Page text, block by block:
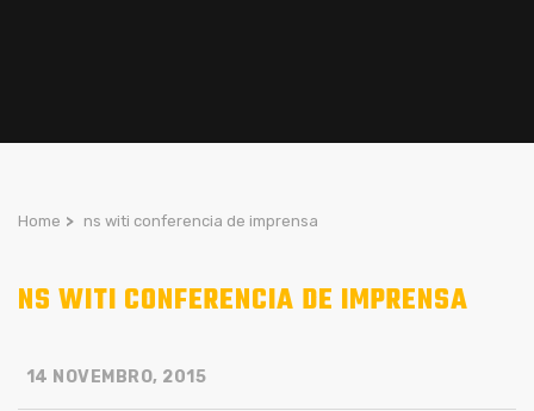
Home > ns witi conferencia de imprensa
NS WITI CONFERENCIA DE IMPRENSA
14 NOVEMBRO, 2015